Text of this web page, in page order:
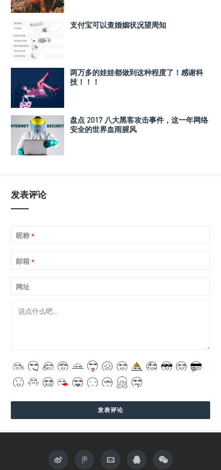
支付宝可以查婚姻状况望周知
两万多的娃娃都做到这种程度了！感谢科
技！！！
盘点 2017 八大黑客攻击事件，这一年网络
安全的世界血雨腥风
发表评论
昵称 *
邮箱 *
网址